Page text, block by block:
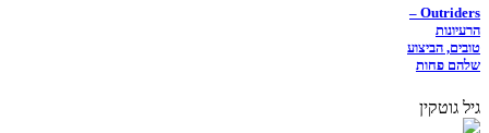
Outriders –
הרעיונות
טובים, הביצוע
שלהם פחות
גיל גוטקין